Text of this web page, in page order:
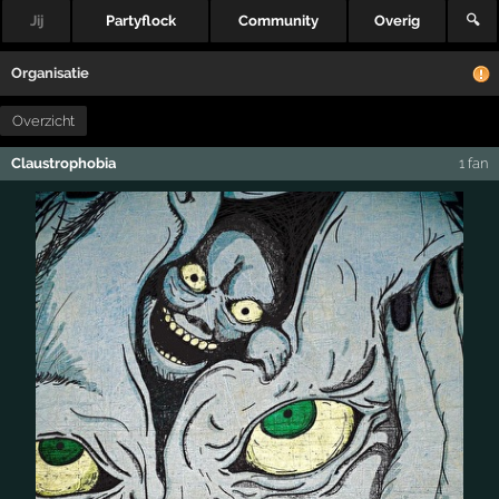
Jij Partyflock Community Overig 🔍
Organisatie
Overzicht
Claustrophobia 1 fan